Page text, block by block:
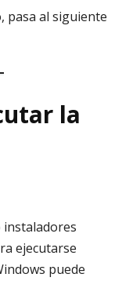
pasa al siguiente
la
instaladores
ejecutarse
puede